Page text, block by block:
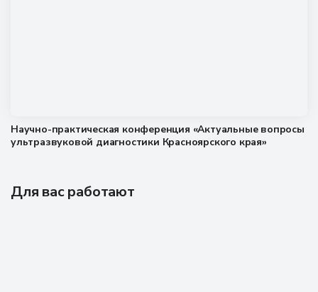
Научно-практическая конференция «Актуальные вопросы
ультразвуковой диагностики Красноярского края»
Для вас работают